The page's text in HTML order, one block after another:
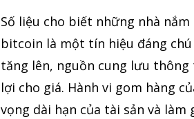
Số liệu cho biết những nhà
bitcoin là một tín hiệu đáng
tăng lên, nguồn cung lưu
lợi cho giá. Hành vi gom hàng
vọng dài hạn của tài sản và